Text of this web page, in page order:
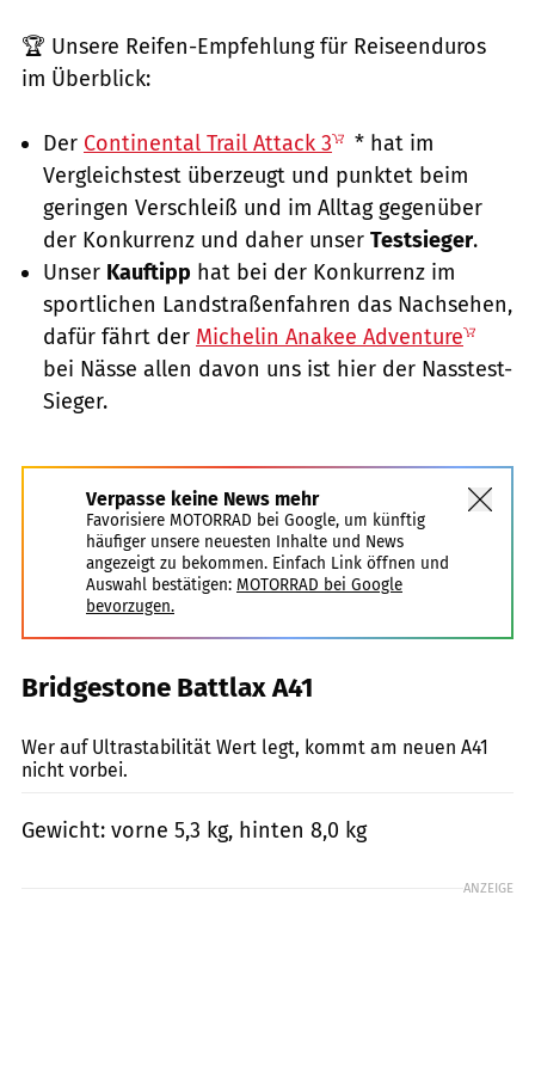
🏆 Unsere Reifen-Empfehlung für Reiseenduros
im Überblick:
Der Continental Trail Attack 3
* hat im
Vergleichstest überzeugt und punktet beim
geringen Verschleiß und im Alltag gegenüber
der Konkurrenz und daher unser Testsieger.
Unser Kauftipp hat bei der Konkurrenz im
sportlichen Landstraßenfahren das Nachsehen,
dafür fährt der Michelin Anakee Adventure
bei Nässe allen davon uns ist hier der Nasstest-
Sieger.
Verpasse keine News mehr
Favorisiere MOTORRAD bei Google, um künftig
häufiger unsere neuesten Inhalte und News
angezeigt zu bekommen. Einfach Link öffnen und
Auswahl bestätigen: MOTORRAD bei Google
bevorzugen.
Bridgestone Battlax A41
Wer auf Ultrastabilität Wert legt, kommt am neuen A41
nicht vorbei.
Gewicht: vorne 5,3 kg, hinten 8,0 kg
ANZEIGE